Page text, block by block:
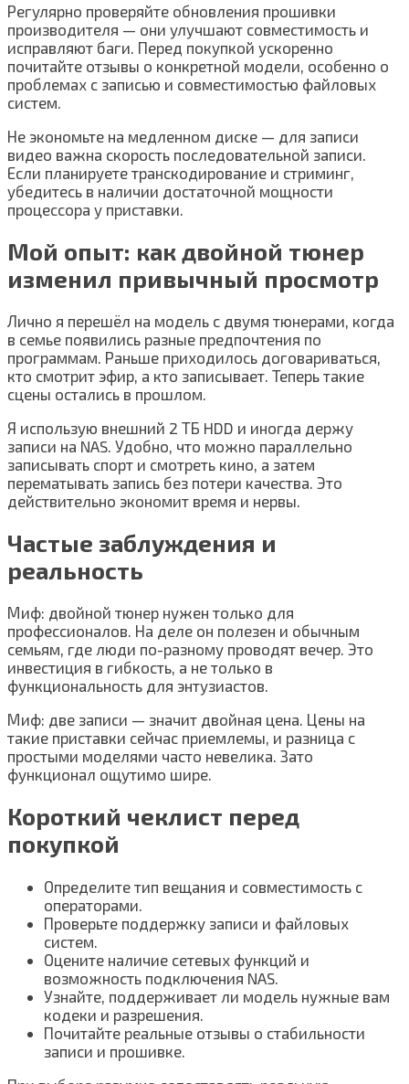
Регулярно проверяйте обновления прошивки
производителя — они улучшают совместимость и
исправляют баги. Перед покупкой ускоренно
почитайте отзывы о конкретной модели, особенно о
проблемах с записью и совместимостью файловых
систем.
Не экономьте на медленном диске — для записи
видео важна скорость последовательной записи.
Если планируете транскодирование и стриминг,
убедитесь в наличии достаточной мощности
процессора у приставки.
Мой опыт: как двойной тюнер
изменил привычный просмотр
Лично я перешёл на модель с двумя тюнерами, когда
в семье появились разные предпочтения по
программам. Раньше приходилось договариваться,
кто смотрит эфир, а кто записывает. Теперь такие
сцены остались в прошлом.
Я использую внешний 2 ТБ HDD и иногда держу
записи на NAS. Удобно, что можно параллельно
записывать спорт и смотреть кино, а затем
перематывать запись без потери качества. Это
действительно экономит время и нервы.
Частые заблуждения и
реальность
Миф: двойной тюнер нужен только для
профессионалов. На деле он полезен и обычным
семьям, где люди по-разному проводят вечер. Это
инвестиция в гибкость, а не только в
функциональность для энтузиастов.
Миф: две записи — значит двойная цена. Цены на
такие приставки сейчас приемлемы, и разница с
простыми моделями часто невелика. Зато
функционал ощутимо шире.
Короткий чеклист перед
покупкой
Определите тип вещания и совместимость с
операторами.
Проверьте поддержку записи и файловых
систем.
Оцените наличие сетевых функций и
возможность подключения NAS.
Узнайте, поддерживает ли модель нужные вам
кодеки и разрешения.
Почитайте реальные отзывы о стабильности
записи и прошивке.